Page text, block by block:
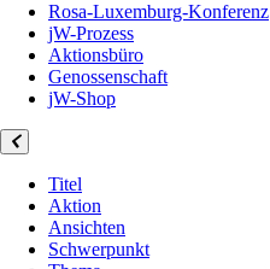
Rosa-Luxemburg-Konferenz
jW-Prozess
Aktionsbüro
Genossenschaft
jW-Shop
Titel
Aktion
Ansichten
Schwerpunkt